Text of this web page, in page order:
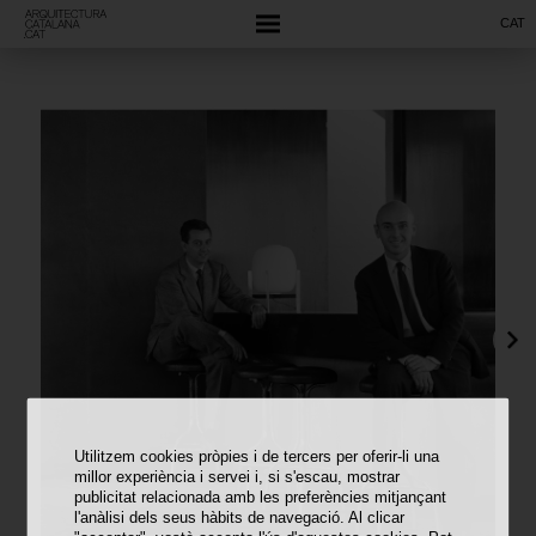
Utilitzem cookies pròpies i de tercers per oferir-li una
millor experiència i servei i, si s'escau, mostrar
publicitat relacionada amb les preferències mitjançant
l'anàlisi dels seus hàbits de navegació. Al clicar
CAT